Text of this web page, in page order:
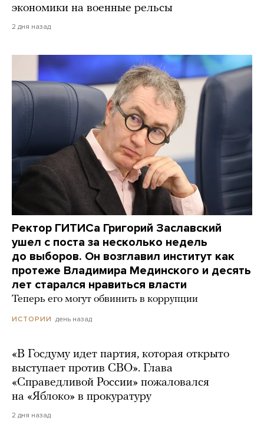
экономики на военные рельсы
2 дня назад
Ректор ГИТИСа Григорий Заславский
ушел с поста за несколько недель
до выборов. Он возглавил институт как
протеже Владимира Мединского и десять
лет старался нравиться власти
Теперь его могут обвинить в коррупции
ИСТОРИИ день назад
«В Госдуму идет партия, которая открыто
выступает против СВО». Глава
«Справедливой России» пожаловался
на «Яблоко» в прокуратуру
2 дня назад